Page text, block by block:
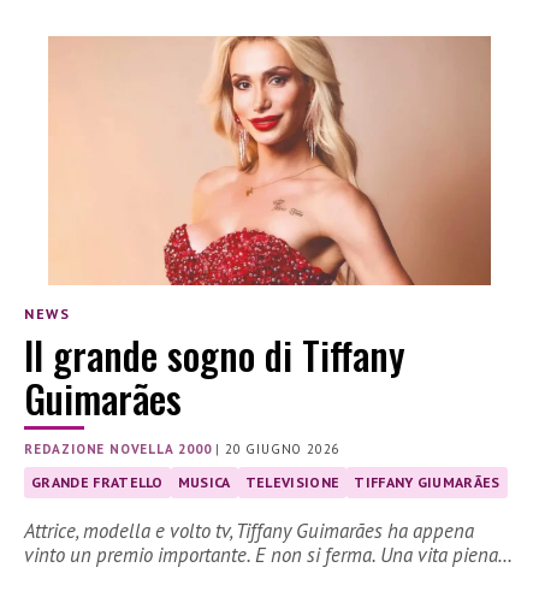
NEWS
Il grande sogno di Tiffany
Guimarães
REDAZIONE NOVELLA 2000|20 GIUGNO 2026
GRANDE FRATELLO MUSICA TELEVISIONE TIFFANY GIUMARÃES
Attrice, modella e volto tv, Tiffany Guimarães ha appena
vinto un premio importante. E non si ferma. Una vita piena…